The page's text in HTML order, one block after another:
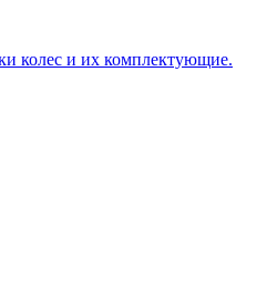
колес и их комплектующие.